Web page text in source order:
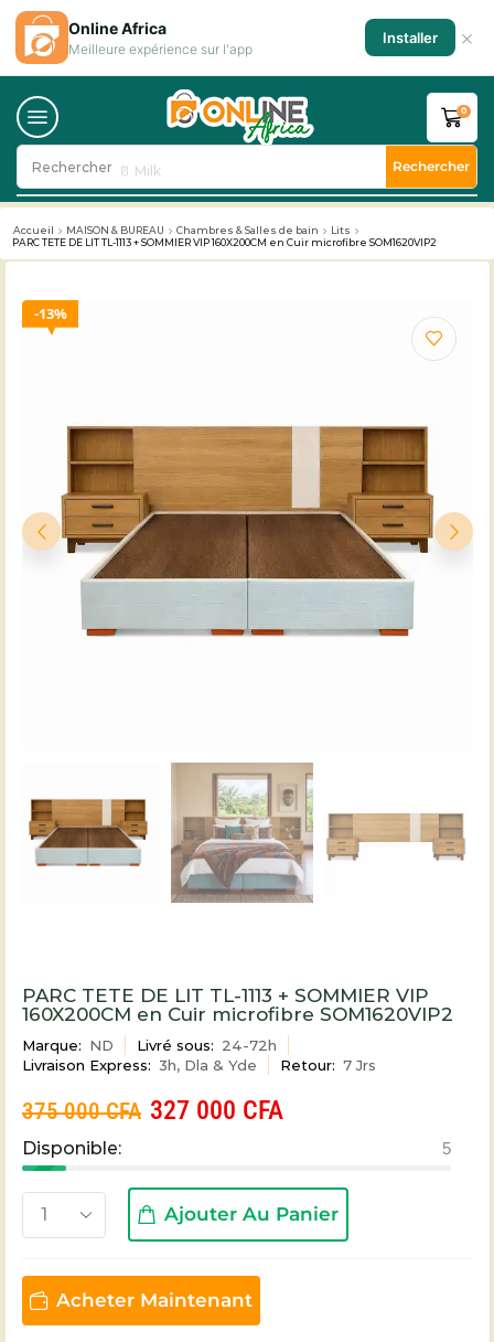
Rechercher 🥛 Milk Rechercher
0
Accueil MAISON & BUREAU Chambres & Salles de bain
Lits
PARC TETE DE LIT TL-1113 + SOMMIER VIP 160X200CM en Cuir microfibre SOM1620VIP2
13%
PARC TETE DE LIT TL-1113 + SOMMIER VIP
160X200CM en Cuir microfibre SOM1620VIP2
Marque: ND Livré sous: 24-72h
Livraison Express: 3h, Dla & Yde Retour: 7 Jrs
375 000CFA 327 000 CFA
Disponible: 5
Ajouter Au Panier
Acheter Maintenant
Online Africa
Meilleure expérience sur l'app
Installer ×